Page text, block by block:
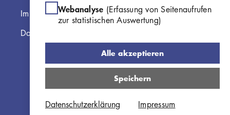
Impressum
Datenschutzerklärung
Webanalyse (Erfassung von Seitenaufrufen
zur statistischen Auswertung)
Alle akzeptieren
Speichern
Datenschutzerklärung Impressum